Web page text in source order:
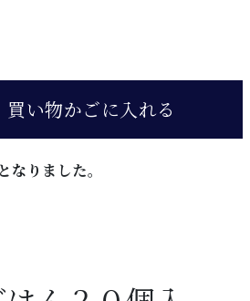
買い物かごに入れる
りました。